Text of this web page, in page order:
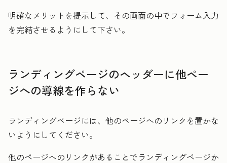
明確なメリットを提示して、その画面の中でフォーム入力
を完結させるようにして下さい。
ランディングページのヘッダーに他ペー
ジへの導線を作らない
ランディングページには、他のページへのリンクを置かな
いようにしてください。
他のページへのリンクがあることでランディングページか